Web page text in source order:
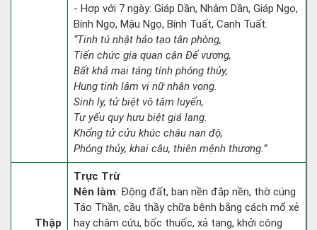
- Hợp với 7 ngày: Giáp Dần, Nhâm Dần, Giáp Ngọ,
Bính Ngọ, Mậu Ngọ, Bính Tuất, Canh Tuất.
“Tinh tú nhật hảo tạo tân phòng,
Tiến chức gia quan cận Đế vương,
Bất khả mai táng tính phóng thủy,
Hung tinh lâm vị nữ nhân vong.
Sinh ly, tử biệt vô tâm luyến,
Tự yếu quy hưu biệt giá lang.
Khổng tử cửu khúc châu nan độ,
Phóng thủy, khai câu, thiên mệnh thương.”
Thập
Trực Trừ
Nên làm: Động đất, ban nền đắp nền, thờ cúng
Táo Thần, cầu thầy chữa bệnh bằng cách mổ xẻ
hay châm cứu, bốc thuốc, xả tang, khởi công